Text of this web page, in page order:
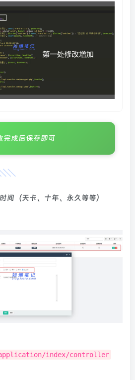
完成后保存即可
间（天卡、十年、永久等等）
index/controller